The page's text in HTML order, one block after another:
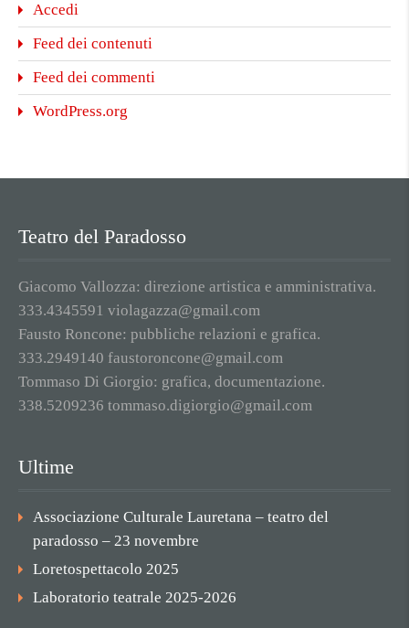
Accedi
Feed dei contenuti
Feed dei commenti
WordPress.org
Teatro del Paradosso
Giacomo Vallozza: direzione artistica e amministrativa.
333.4345591 violagazza@gmail.com
Fausto Roncone: pubbliche relazioni e grafica.
333.2949140 faustoroncone@gmail.com
Tommaso Di Giorgio: grafica, documentazione.
338.5209236 tommaso.digiorgio@gmail.com
Ultime
Associazione Culturale Lauretana – teatro del
paradosso – 23 novembre
Loretospettacolo 2025
Laboratorio teatrale 2025-2026